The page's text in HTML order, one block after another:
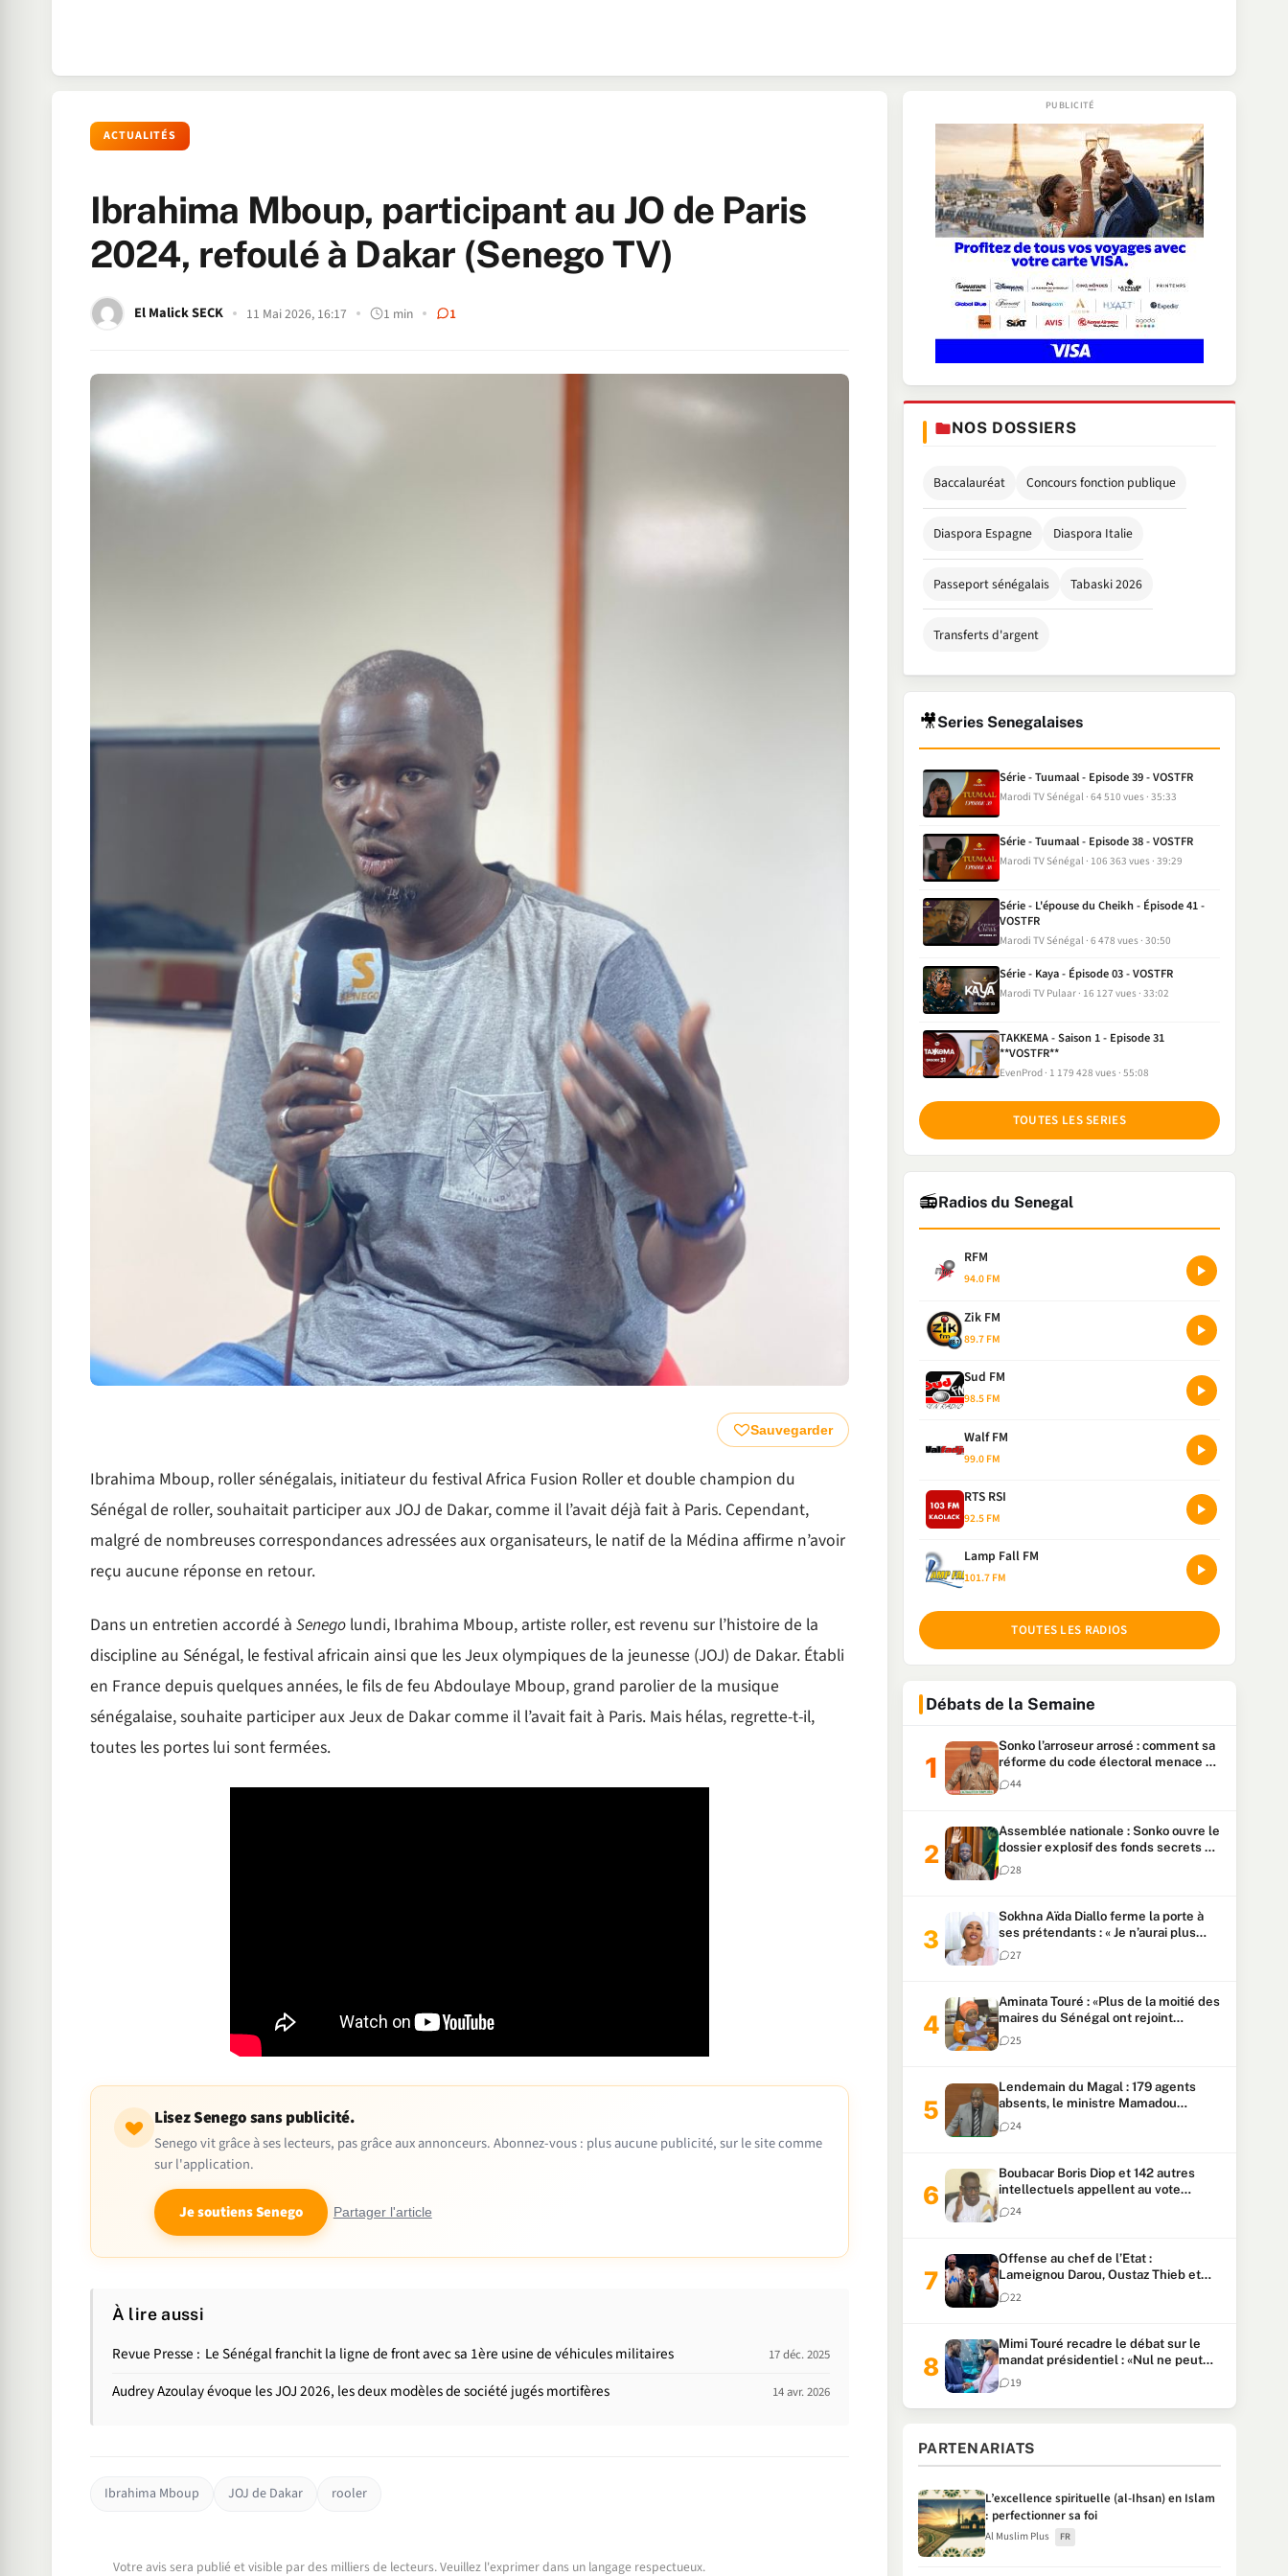
ACTUALITÉS
Ibrahima Mboup, participant au JO de Paris
2024, refoulé à Dakar (Senego TV)
El Malick SECK 11 Mai 2026, 16:17 1 min 1
Sauvegarder
Ibrahima Mboup, roller sénégalais, initiateur du festival Africa Fusion Roller et double champion du
Sénégal de roller, souhaitait participer aux JOJ de Dakar, comme il l’avait déjà fait à Paris. Cependant,
malgré de nombreuses correspondances adressées aux organisateurs, le natif de la Médina affirme n’avoir
reçu aucune réponse en retour.
Dans un entretien accordé à Senegolundi, Ibrahima Mboup, artiste roller, est revenu sur l’histoire de la
discipline au Sénégal, le festival africain ainsi que les Jeux olympiques de la jeunesse (JOJ) de Dakar. Établi
en France depuis quelques années, le fils de feu Abdoulaye Mboup, grand parolier de la musique
sénégalaise, souhaite participer aux Jeux de Dakar comme il l’avait fait à Paris. Mais hélas, regrette-t-il,
toutes les portes lui sont fermées.
Lisez Senego sans publicité.
Senego vit grâce à ses lecteurs, pas grâce aux annonceurs. Abonnez-vous : plus aucune publicité, sur le site comme
sur l'application.
Je soutiens Senego Partager l'article
À lire aussi
Revue Presse : Le Sénégal franchit la ligne de front avec sa 1ère usine de véhicules militaires 17 déc. 2025
Audrey Azoulay évoque les JOJ 2026, les deux modèles de société jugés mortifères 14 avr. 2026
Ibrahima Mboup JOJ de Dakar rooler
Votre avis sera publié et visible par des milliers de lecteurs. Veuillez l'exprimer dans un langage respectueux.
NOS DOSSIERS
Baccalauréat Concours fonction publique
Diaspora Espagne Diaspora Italie
Passeport sénégalais Tabaski 2026
Transferts d'argent
🎥Series Senegalaises
Série - Tuumaal - Episode 39 - VOSTFR
Marodi TV Sénégal 64 510 vues 35:33
Série - Tuumaal - Episode 38 - VOSTFR
Marodi TV Sénégal 106 363 vues 39:29
Série - L'épouse du Cheikh - Épisode 41 -
VOSTFR
Marodi TV Sénégal 6 478 vues 30:50
Série - Kaya - Épisode 03 - VOSTFR
Marodi TV Pulaar 16 127 vues 33:02
TAKKEMA - Saison 1 - Episode 31
**VOSTFR**
EvenProd 1 179 428 vues 55:08
TOUTES LES SERIES
📻Radios du Senegal
RFM
94.0 FM
Zik FM
89.7 FM
Sud FM
98.5 FM
Walf FM
99.0 FM
RTS RSI
92.5 FM
Lamp Fall FM
101.7 FM
TOUTES LES RADIOS
Débats de la Semaine
Sonko l’arroseur arrosé : comment sa
réforme du code électoral menace sa
candidature
44
Assemblée nationale : Sonko ouvre le
dossier explosif des fonds secrets et
du patrimoine présidentiel
28
Sokhna Aïda Diallo ferme la porte à
ses prétendants : « Je n’aurai plus
jamais un autre mari »
27
Aminata Touré : «Plus de la moitié des
maires du Sénégal ont rejoint
Kiiraay»
25
Lendemain du Magal : 179 agents
absents, le ministre Mamadou
Lamine Dianté exige des explications
24
Boubacar Boris Diop et 142 autres
intellectuels appellent au vote
urgent de la révision
constitutionnelle
24
Offense au chef de l’Etat :
Lameignou Darou, Oustaz Thieb et
Ndiaye Touba lourdement
condamnés
22
Mimi Touré recadre le débat sur le
mandat présidentiel : «Nul ne peut
faire plus de deux mandats
consécutifs de 5 ans»
19
PARTENARIATS
L’excellence spirituelle (al-Ihsan) en Islam
: perfectionner sa foi
Al Muslim Plus FR